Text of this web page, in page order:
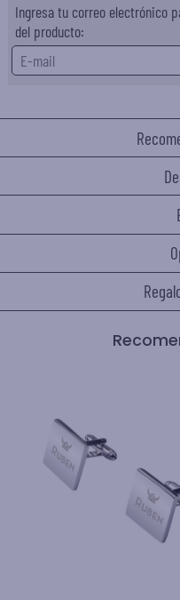
Ingresa tu correo electrónico
del producto: